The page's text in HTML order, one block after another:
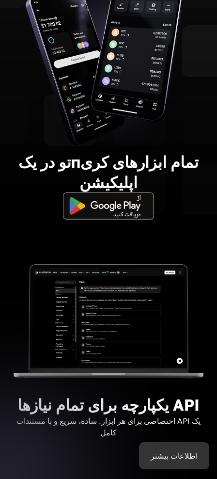
تمام ابزارهای کریпتو در یک
اپلیکیشن
API یکپارچه برای تمام نیازها
یک API اختصاصی برای هر ابزار. ساده، سریع و با مستندات
کامل
اطلاعات بیشتر